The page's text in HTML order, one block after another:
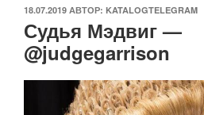
ОПУБЛИКОВАНО
18.07.2019 АВТОР: KATALOGTELEGRAM
Судья Мэдвиг —
@judgegarrison